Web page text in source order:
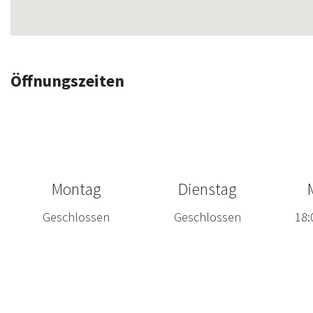
Öffnungszeiten
Montag
Geschlossen
Dienstag
Geschlossen